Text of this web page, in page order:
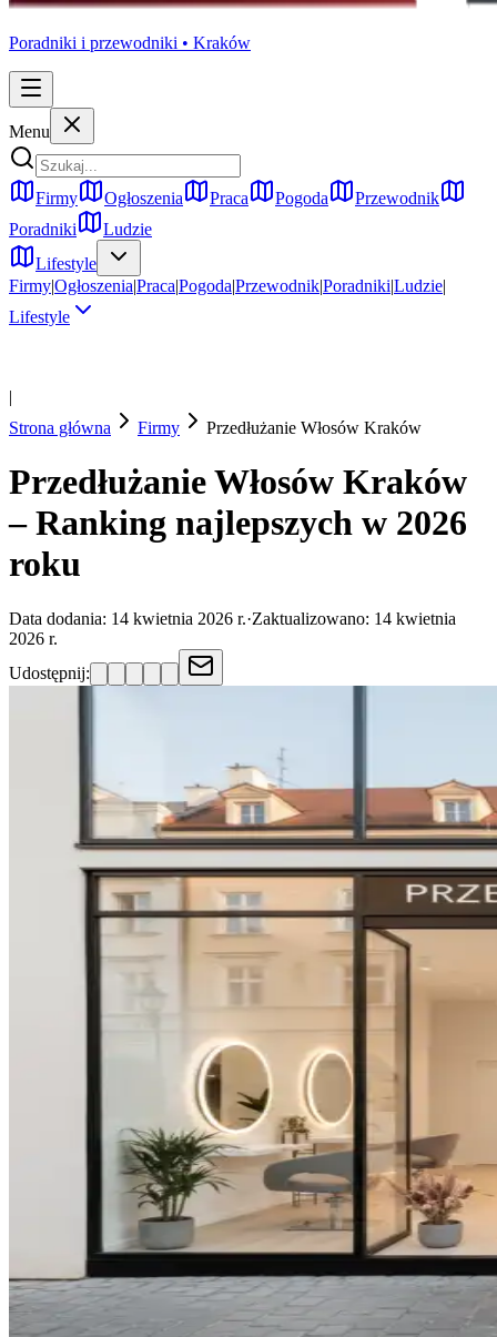
Poradniki i przewodniki • Kraków
Menu
Firmy Ogłoszenia Praca Pogoda
Przewodnik
Poradniki
Ludzie
Lifestyle
Firmy|Ogłoszenia|Praca|Pogoda|Przewodnik|Poradniki|Ludzie|
Lifestyle
|
Strona główna
Firmy Przedłużanie Włosów Kraków
Przedłużanie Włosów Kraków
– Ranking najlepszych w 2026
roku
Data dodania: 14 kwietnia 2026 r.·Zaktualizowano: 14 kwietnia
2026 r.
Udostępnij: